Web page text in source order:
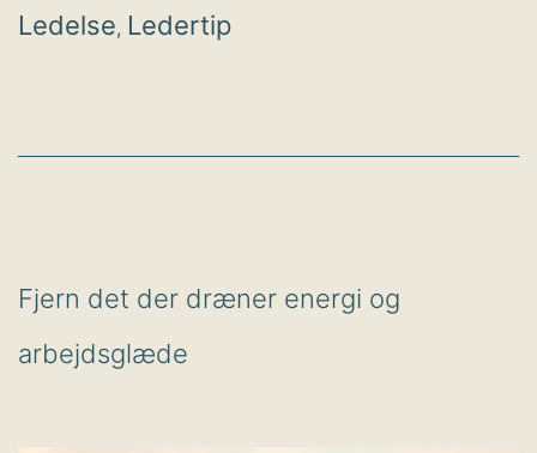
Ledelse, Ledertip
Fjern det der dræner energi og
arbejdsglæde